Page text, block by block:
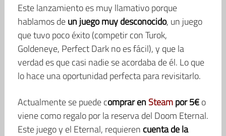
Este lanzamiento es muy llamativo porque
hablamos deun juego muy desconocido, un juego
que tuvo poco éxito (competir con Turok,
Goldeneye, Perfect Dark no es fácil), y que la
verdad es que casi nadie se acordaba de él. Lo que
lo hace una oportunidad perfecta para revisitarlo.
Actualmente se puede comprar enSteampor 5€o
viene como regalo por la reserva del Doom Eternal.
Este juego y el Eternal, requieren cuenta de la